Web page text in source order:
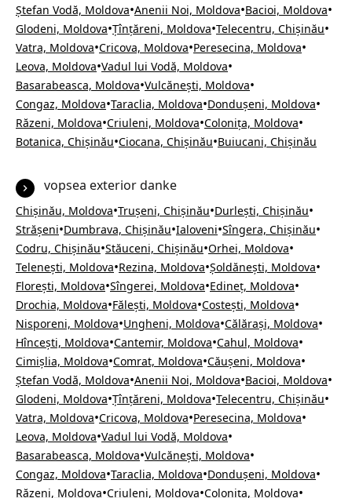
Ștefan Vodă, Moldova•Anenii Noi, Moldova•Bacioi, Moldova•
Glodeni, Moldova•Țînțăreni, Moldova•Telecentru, Chișinău•
Vatra, Moldova•Cricova, Moldova•Peresecina, Moldova•
Leova, Moldova•Vadul lui Vodă, Moldova•
Basarabeasca, Moldova•Vulcănești, Moldova•
Congaz, Moldova•Taraclia, Moldova•Dondușeni, Moldova•
Răzeni, Moldova•Criuleni, Moldova•Colonița, Moldova•
Botanica, Chișinău•Ciocana, Chișinău•Buiucani, Chișinău
vopsea exterior danke
Chișinău, Moldova•Trușeni, Chișinău•Durlești, Chișinău•
Strășeni•Dumbrava, Chișinău•Ialoveni•Sîngera, Chișinău•
Codru, Chișinău•Stăuceni, Chișinău•Orhei, Moldova•
Telenești, Moldova•Rezina, Moldova•Șoldănești, Moldova•
Florești, Moldova•Sîngerei, Moldova•Edineț, Moldova•
Drochia, Moldova•Fălești, Moldova•Costești, Moldova•
Nisporeni, Moldova•Ungheni, Moldova•Călărași, Moldova•
Hîncești, Moldova•Cantemir, Moldova•Cahul, Moldova•
Cimișlia, Moldova•Comrat, Moldova•Căușeni, Moldova•
Ștefan Vodă, Moldova•Anenii Noi, Moldova•Bacioi, Moldova•
Glodeni, Moldova•Țînțăreni, Moldova•Telecentru, Chișinău•
Vatra, Moldova•Cricova, Moldova•Peresecina, Moldova•
Leova, Moldova•Vadul lui Vodă, Moldova•
Basarabeasca, Moldova•Vulcănești, Moldova•
Congaz, Moldova•Taraclia, Moldova•Dondușeni, Moldova•
Răzeni, Moldova•Criuleni, Moldova•Colonița, Moldova•